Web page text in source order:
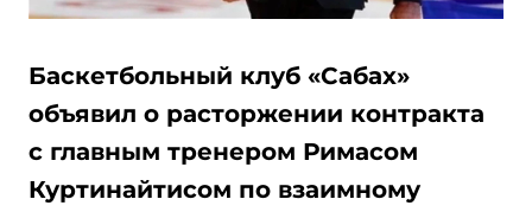
Баскетбольный клуб «Сабах»
объявил о расторжении контракта
с главным тренером Римасом
Куртинайтисом по взаимному